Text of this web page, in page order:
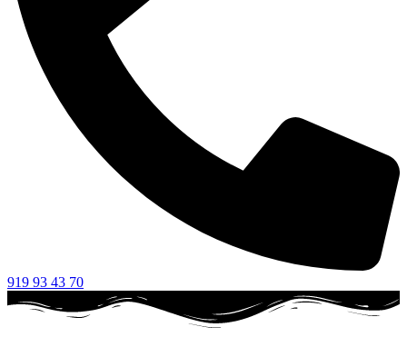
919 93 43 70